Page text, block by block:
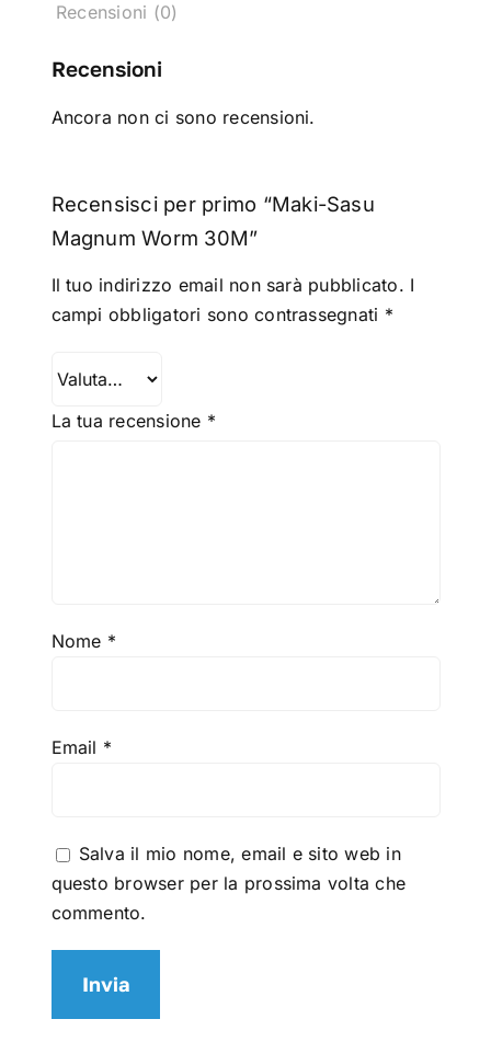
Recensioni (0)
Recensioni
Ancora non ci sono recensioni.
Recensisci per primo “Maki-Sasu
Magnum Worm 30M”
Il tuo indirizzo email non sarà pubblicato. I
campi obbligatori sono contrassegnati *
La tua recensione *
Nome *
Email *
Salva il mio nome, email e sito web in
questo browser per la prossima volta che
commento.